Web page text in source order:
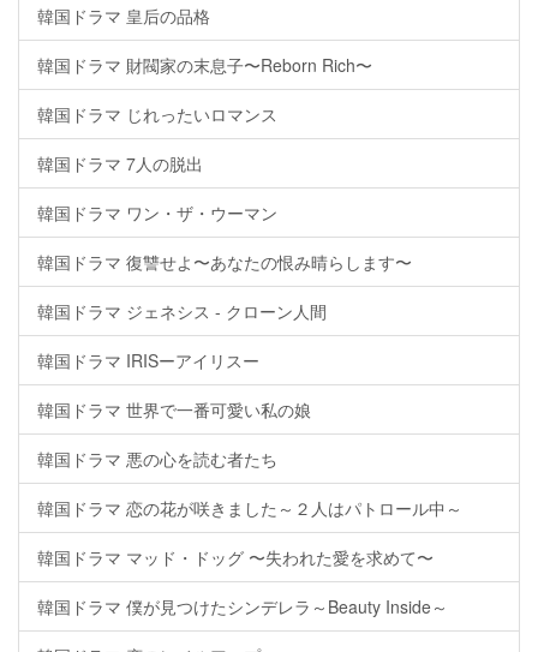
韓国ドラマ 皇后の品格
韓国ドラマ 財閥家の末息子〜Reborn Rich〜
韓国ドラマ じれったいロマンス
韓国ドラマ 7人の脱出
韓国ドラマ ワン・ザ・ウーマン
韓国ドラマ 復讐せよ〜あなたの恨み晴らします〜
韓国ドラマ ジェネシス - クローン人間
韓国ドラマ IRISーアイリスー
韓国ドラマ 世界で一番可愛い私の娘
韓国ドラマ 悪の心を読む者たち
韓国ドラマ 恋の花が咲きました～２人はパトロール中～
韓国ドラマ マッド・ドッグ 〜失われた愛を求めて〜
韓国ドラマ 僕が見つけたシンデレラ～Beauty Inside～